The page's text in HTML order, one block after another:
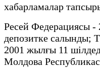
хабарламалар
Ресей Федерациясы
депозитке салынды;
2001 жылғы 11
Молдова